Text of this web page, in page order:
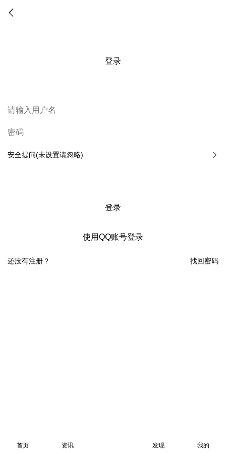
登录
安全提问(未设置请忽略)
登录
使用QQ账号登录
找回密码
还没有注册？
首页 资讯 发现 我的